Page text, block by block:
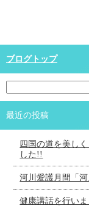
ブログトップ
最近の投稿
四国の道を美し
した!!
河川愛護月間「
健康講話を行い